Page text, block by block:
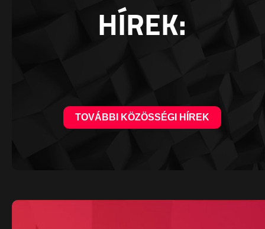
HÍREK:
TOVÁBBI KÖZÖSSÉGI HÍREK